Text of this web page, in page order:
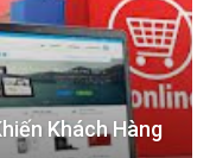
Khách Hàng